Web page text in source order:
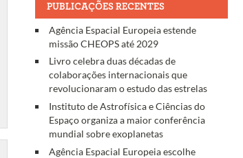
PUBLICAÇÕES RECENTES
Agência Espacial Europeia estende
missão CHEOPS até 2029
Livro celebra duas décadas de
colaborações internacionais que
revolucionaram o estudo das estrelas
Instituto de Astrofísica e Ciências do
Espaço organiza a maior conferência
mundial sobre exoplanetas
Agência Espacial Europeia escolhe